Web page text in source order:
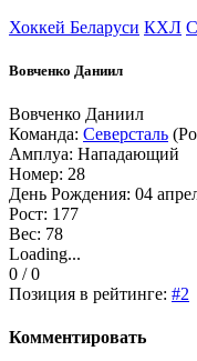
Хоккей Беларуси КХЛ
Вовченко Даниил
Вовченко Даниил
Команда: Северсталь
Амплуа: Нападающий
Номер: 28
День Рождения: 04
Рост: 177
Вес: 78
Loading...
0 / 0
Позиция в рейтинге: #2
Комментировать